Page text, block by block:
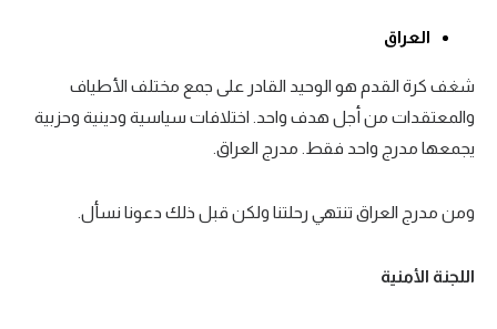
العراق
شغف كرة القدم هو الوحيد القادر على جمع مختلف الأطياف
والمعتقدات من أجل هدف واحد. اختلافات سياسية ودينية وحزبية
يجمعها مدرج واحد فقط. مدرج العراق.
ومن مدرج العراق تنتهي رحلتنا ولكن قبل ذلك دعونا نسأل.
اللجنة الأمنية